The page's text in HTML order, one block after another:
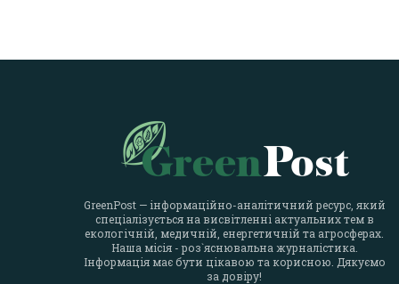
GreenPost — інформаційно-аналітичний ресурс, який
спеціалізується на висвітленні актуальних тем в
екологічній, медичній, енергетичній та агросферах.
Наша місія - роз`яснювальна журналістика.
Інформація має бути цікавою та корисною. Дякуємо
за довіру!